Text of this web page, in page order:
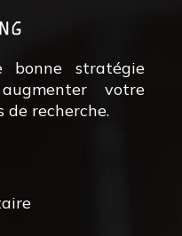
bonne stratégie
votre
recherche.